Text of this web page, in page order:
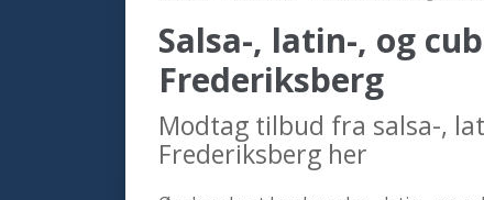
Salsa-, latin-, og
Frederiksberg
Modtag tilbud fra salsa-,
Frederiksberg her